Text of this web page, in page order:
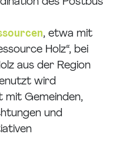
, etwa mit
Holz“, bei
aus der Region
wird
mit Gemeinden,
und